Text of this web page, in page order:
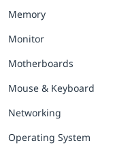
Memory
Monitor
Motherboards
Mouse & Keyboard
Networking
Operating System